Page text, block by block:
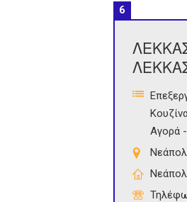
6
Αγορά